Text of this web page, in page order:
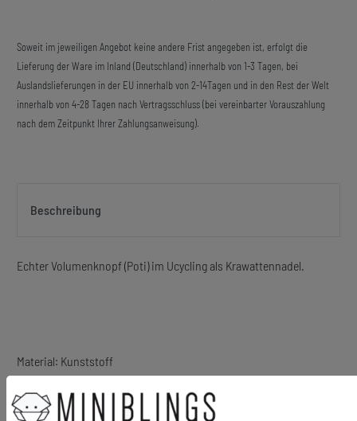
Soweit im jeweiligen Angebot keine andere Frist angegeben ist, erfolgt die
Lieferung der Ware im Inland (Deutschland) innerhalb von 1-3 Tagen, bei
Auslandslieferungen in der EU innerhalb von 2-14Tagen und in den Rest der Welt
innerhalb von 4-28 Tagen nach Vertragsschluss (bei vereinbarter Vorauszahlung
nach dem Zeitpunkt Ihrer Zahlungsanweisung).
Beschreibung
Echter Volumenknopf (Poti) im Ucycling als Krawattennadel.
Material: Kunststoff
Material Nadel: Metall, versilbert
Größe Motiv: 25mm